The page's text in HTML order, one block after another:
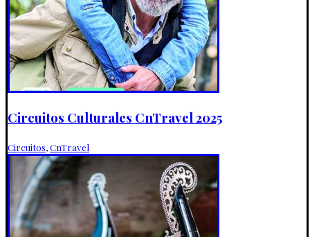
Circuitos Culturales CnTravel 2025
Circuitos,CnTravel